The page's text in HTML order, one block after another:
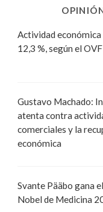
Actividad
12,3 %, según el OVF
Gustavo Machado:
atenta contra
comerciales y la
económica
Svante Pääbo gana
Nobel de Medicina